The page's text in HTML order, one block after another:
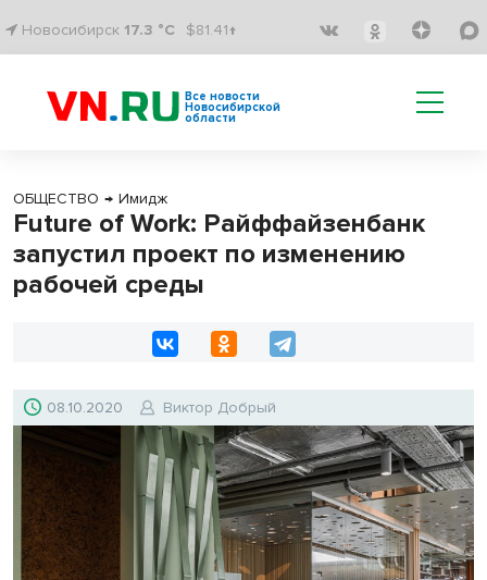
Новосибирск 17.3 °C $81.41↑
Все новости
Новосибирской
области
ОБЩЕСТВО → Имидж
Future of Work: Райффайзенбанк
запустил проект по изменению
рабочей среды
08.10.2020 Виктор Добрый